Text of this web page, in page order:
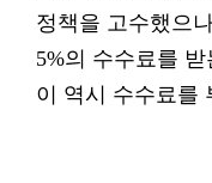
정책을 고수했으
5%의 수수료를
이 역시 수수료를